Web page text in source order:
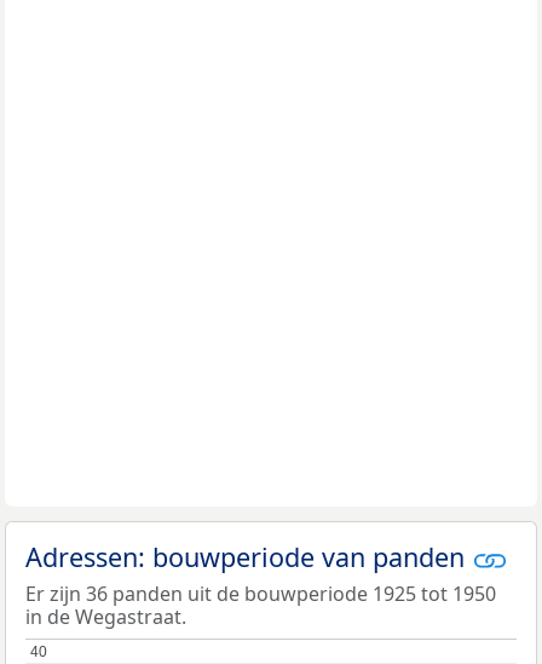
Adressen: bouwperiode van panden
Er zijn 36 panden uit de bouwperiode 1925 tot 1950
in de Wegastraat.
40
40